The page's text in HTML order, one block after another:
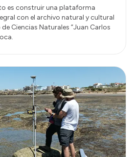
es construir una plataforma
con el archivo natural y cultural
Ciencias Naturales “Juan Carlos